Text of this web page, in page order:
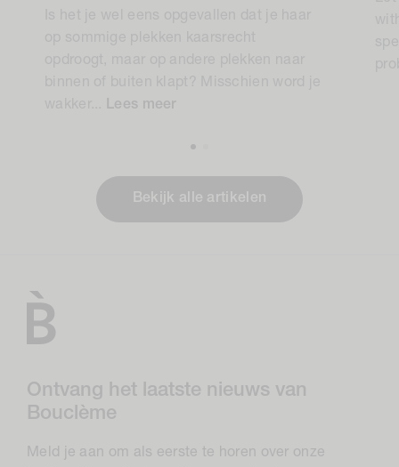
Lees meer
Bekijk alle artikelen
Ontvang het laatste nieuws van
Bouclème
Meld je aan om als eerste te horen over onze